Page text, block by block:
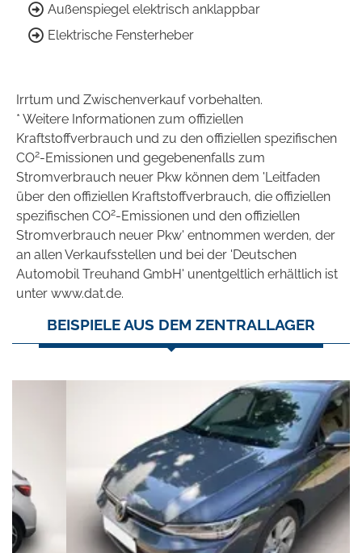
Außenspiegel elektrisch anklappbar
Elektrische Fensterheber
Irrtum und Zwischenverkauf vorbehalten.
* Weitere Informationen zum offiziellen
Kraftstoffverbrauch und zu den offiziellen spezifischen
CO2-Emissionen und gegebenenfalls zum
Stromverbrauch neuer Pkw können dem 'Leitfaden
über den offiziellen Kraftstoffverbrauch, die offiziellen
spezifischen CO2-Emissionen und den offiziellen
Stromverbrauch neuer Pkw' entnommen werden, der
an allen Verkaufsstellen und bei der 'Deutschen
Automobil Treuhand GmbH' unentgeltlich erhältlich ist
unter www.dat.de.
BEISPIELE AUS DEM ZENTRALLAGER